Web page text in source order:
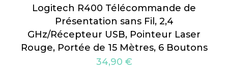
Logitech R400 Télécommande de
Présentation sans Fil, 2,4
GHz/Récepteur USB, Pointeur Laser
Rouge, Portée de 15 Mètres, 6 Boutons
34,90 €